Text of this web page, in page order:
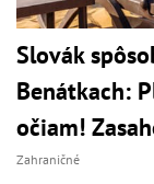
Slovák
Benátkach:
očiam!
Zahraničné